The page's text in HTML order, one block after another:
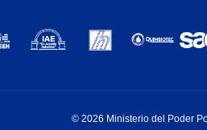
© 2026 Ministerio del Poder